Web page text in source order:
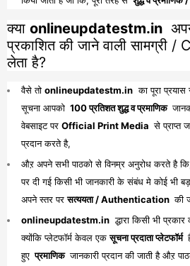
क्या onlineupdatestm.in
प्रकाशित की जाने वाली सामग्री /
लेता है?
वैसे तो onlineupdatestm.in का पूरा
सूचना आपको 100 प्रतिशत शुद्ध व प्रमाणिक
वेबसाइट पर Official Print Media से प्राप्त
प्रदान करते है,
औऱ अपने सभी पाठको से विनम्र अनुरोध करते है
पर दी गई किसी भी जानकारी के संबंध मे कोई भी
अपने स्तर परसत्ययता / Authentication की
onlineupdatestm.in द्धारा किसी भी
क्योंकि प्लेटफॉर्म केवल एकसूचना प्रदाता प्लेटफॉर्म
हुए प्रमाणिक जानकारी प्रदान की जाती है औऱ